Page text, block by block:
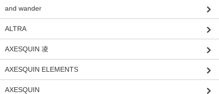
and wander
ALTRA
AXESQUIN 凌
AXESQUIN ELEMENTS
AXESQUIN